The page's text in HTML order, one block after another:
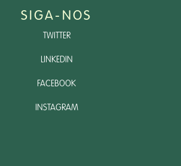
SIGA-NOS
TWITTER
LINKEDIN
FACEBOOK
INSTAGRAM